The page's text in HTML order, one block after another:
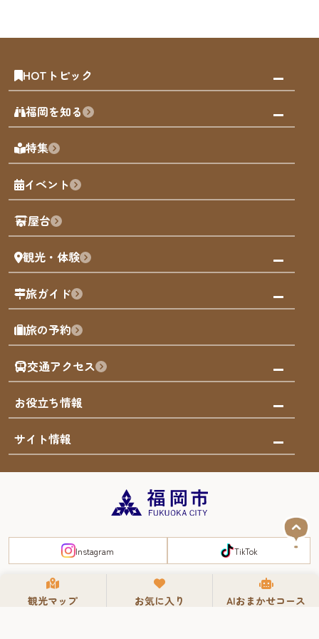
観光マップ お気に入り AIおまかせコース
HOTトピック
みんなの旅行記
天神エリア
博多旧市街
福岡城
歴史・文化
福岡を知る
福岡の見どころ
福岡の魅力
観光カレンダー
観光PR動画
まち歩き
福岡グルメ
福岡を楽しむ
福岡のアート
福岡のナイトタイム
福岡の歴史・文化
サステナブルツーリズム
福岡検定
よかなび音声ガイド
FUKUOKA EAST&WEST COAST
福岡城・鴻臚館
RIVER FRONT
特集
イベント
屋台
観光・体験
観る・遊ぶ
屋台
買う
体験
泊まる
旅ガイド
モデルコース
AIおまかせコース
オリジナルプラン
みんなの旅行記
旅の予約
交通アクセス
市内交通ガイド
お得なチケット
お役立ち情報
お知らせ
災害情報
スマートトラベルガイド
サイト情報
まち歩き・体験プログラム掲載申込
Instagram TikTok
よかなびについて お問い合わせ 屋台ご意見箱 プライバシーポリシー